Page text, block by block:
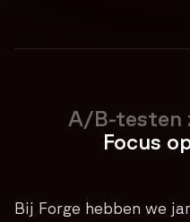
A/B-testen
Focus
Bij Forge hebben we